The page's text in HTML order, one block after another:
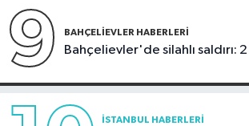
9 BAHÇELIEVLER HABERLERI
Bahçelievler'de silahlı saldırı: 2
İSTANBUL HABERLERI